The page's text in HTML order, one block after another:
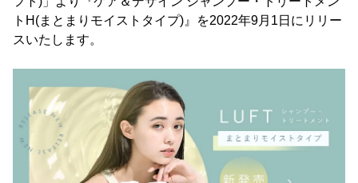
トH(まとまりモイストタイプ)』を2022年9月1日にリリー
スいたします。